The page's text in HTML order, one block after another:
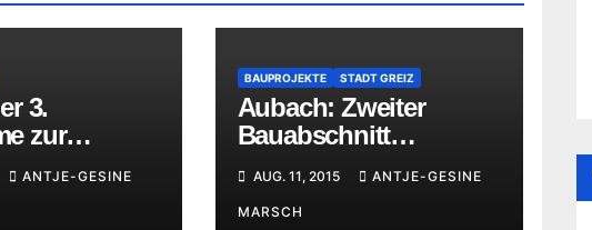
3.
zur
ANTJE-GESINE
BAUPROJEKTE STADT GREIZ
Aubach: Zweiter
Bauabschnitt
AUG. 11, 2015 ANTJE-GESINE
MARSCH